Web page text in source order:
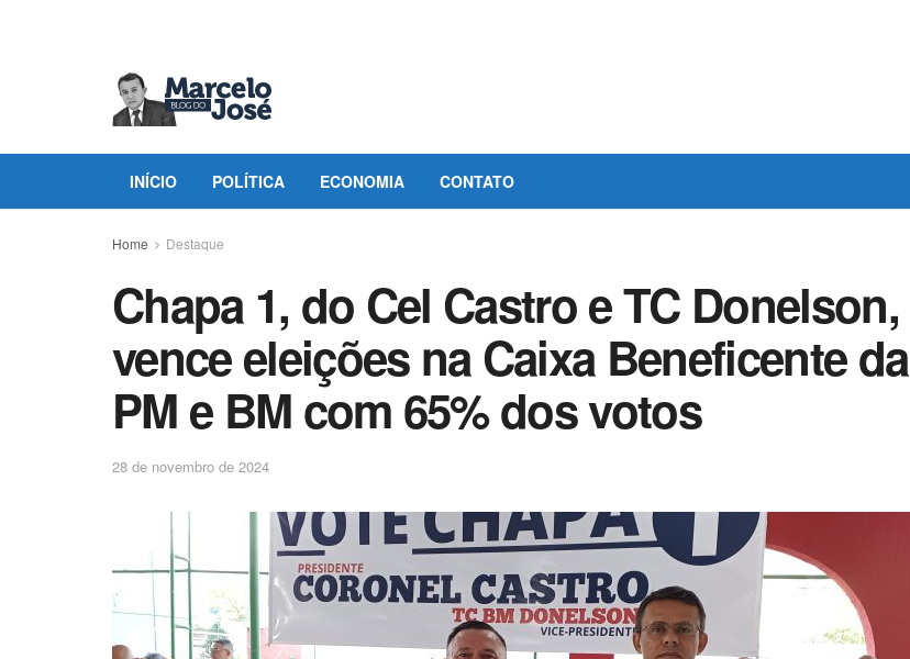
INÍCIO POLÍTICA ECONOMIA CONTATO
Home Destaque
Chapa 1, do Cel Castro e TC Donelson,
vence eleições na Caixa Beneficente da
PM e BM com 65% dos votos
28 de novembro de 2024